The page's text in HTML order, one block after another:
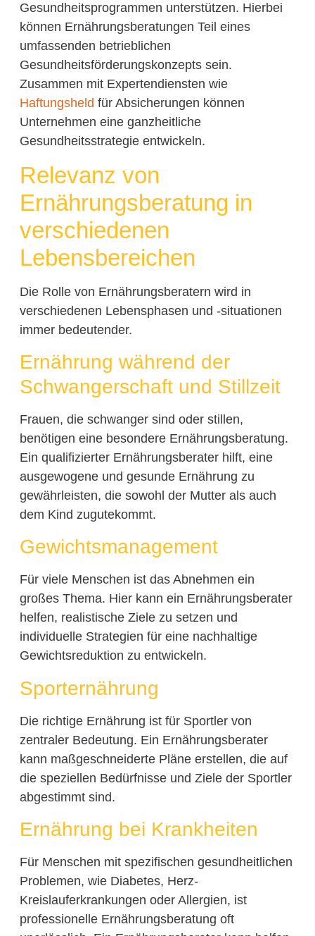
Gesundheitsprogrammen unterstützen. Hierbei
können Ernährungsberatungen Teil eines
umfassenden betrieblichen
Gesundheitsförderungskonzepts sein.
Zusammen mit Expertendiensten wie
Haftungsheld für Absicherungen können
Unternehmen eine ganzheitliche
Gesundheitsstrategie entwickeln.
Relevanz von
Ernährungsberatung in
verschiedenen
Lebensbereichen
Die Rolle von Ernährungsberatern wird in
verschiedenen Lebensphasen und -situationen
immer bedeutender.
Ernährung während der
Schwangerschaft und Stillzeit
Frauen, die schwanger sind oder stillen,
benötigen eine besondere Ernährungsberatung.
Ein qualifizierter Ernährungsberater hilft, eine
ausgewogene und gesunde Ernährung zu
gewährleisten, die sowohl der Mutter als auch
dem Kind zugutekommt.
Gewichtsmanagement
Für viele Menschen ist das Abnehmen ein
großes Thema. Hier kann ein Ernährungsberater
helfen, realistische Ziele zu setzen und
individuelle Strategien für eine nachhaltige
Gewichtsreduktion zu entwickeln.
Sporternährung
Die richtige Ernährung ist für Sportler von
zentraler Bedeutung. Ein Ernährungsberater
kann maßgeschneiderte Pläne erstellen, die auf
die speziellen Bedürfnisse und Ziele der Sportler
abgestimmt sind.
Ernährung bei Krankheiten
Für Menschen mit spezifischen gesundheitlichen
Problemen, wie Diabetes, Herz-
Kreislauferkrankungen oder Allergien, ist
professionelle Ernährungsberatung oft